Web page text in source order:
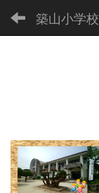
築山小学校